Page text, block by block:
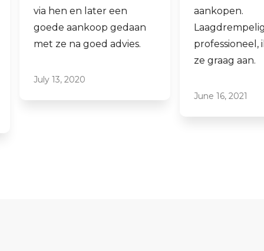
via hen en later een
goede aankoop gedaan
met ze na goed advies.
July 13, 2020
aankopen.
Laagdrempelig
professioneel, ik
ze graag aan.
June 16, 2021